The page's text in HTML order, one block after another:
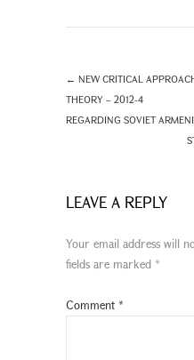
← NEW CRITICAL
THEORY – 2012-4
REGARDING SOVIET
LEAVE A REPLY
Your email address will
fields are marked *
Comment *